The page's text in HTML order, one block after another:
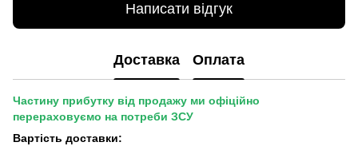
Написати відгук
Доставка Оплата
Частину прибутку від продажу ми офіційно
перераховуємо на потреби ЗСУ
Вартість доставки: